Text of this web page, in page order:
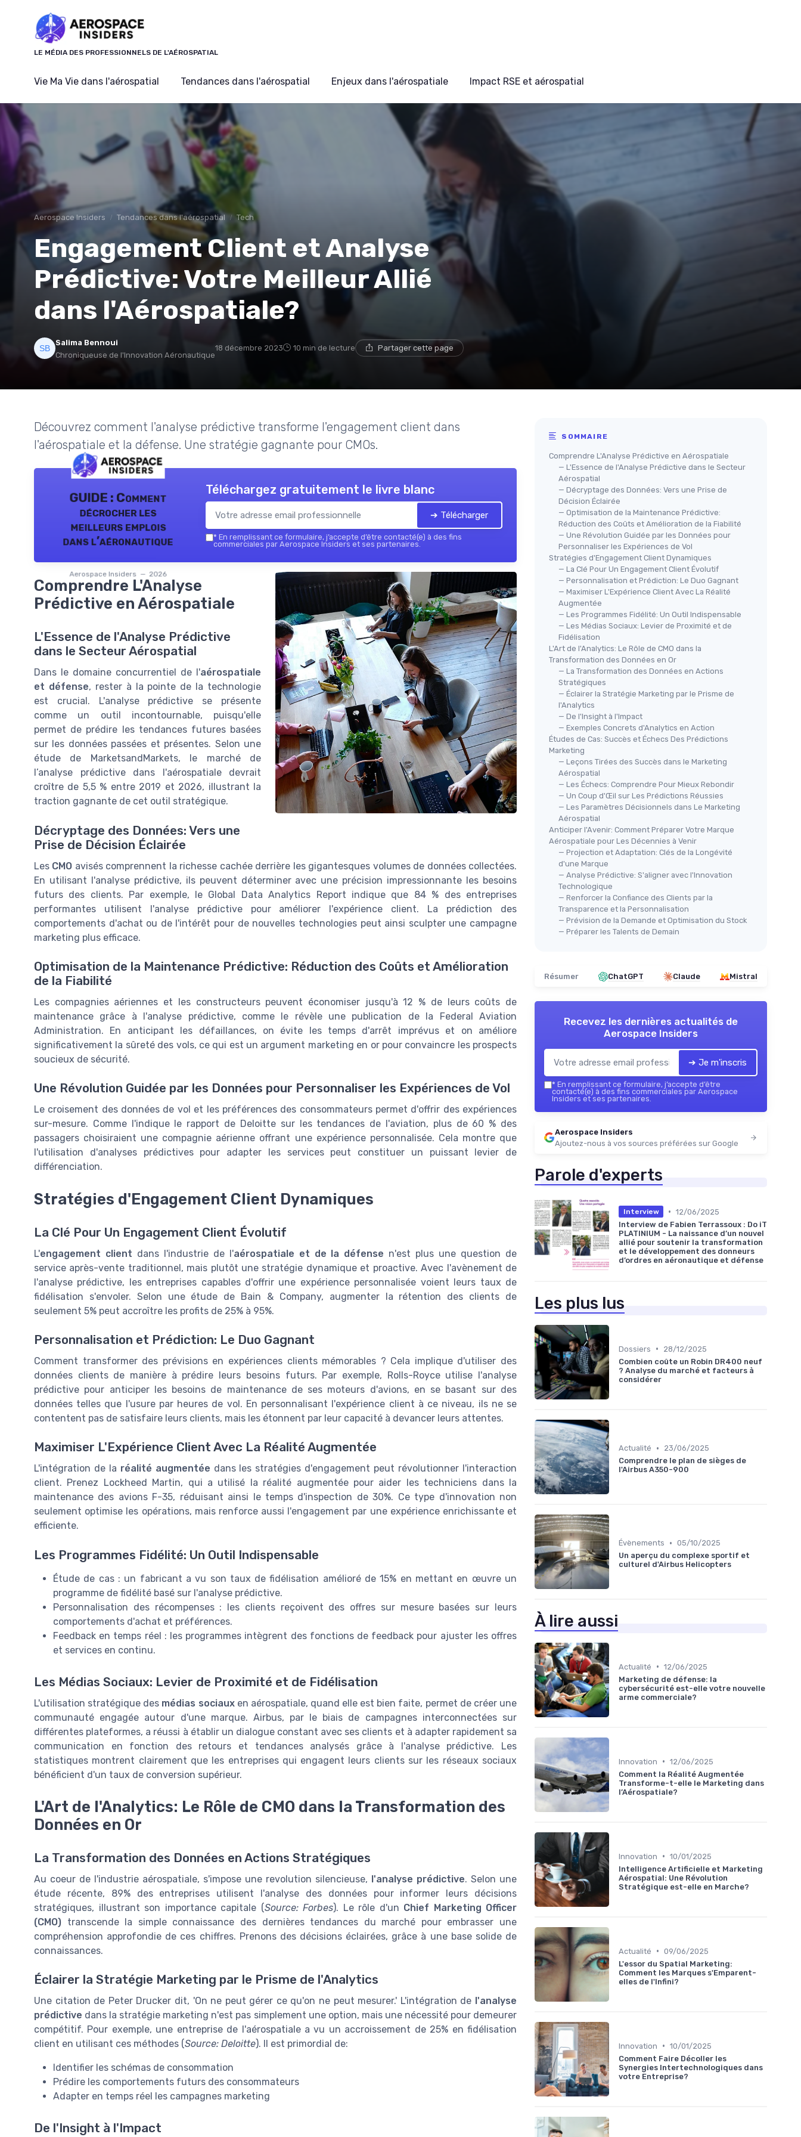
LE MÉDIA DES PROFESSIONNELS DE L'AÉROSPATIAL
Vie Ma Vie dans l'aérospatial Tendances dans l'aérospatial Enjeux dans l'aérospatiale Impact RSE et aérospatial
Aerospace Insiders Tendances dans l'aérospatial Tech
Engagement Client et Analyse
Prédictive: Votre Meilleur Allié
dans l'Aérospatiale?
Salima Bennoui
Chroniqueuse de l'Innovation Aéronautique
18 décembre 2023 10 min de lecture Partager cette page
Découvrez comment l'analyse prédictive transforme l'engagement client dans
l'aérospatiale et la défense. Une stratégie gagnante pour CMOs.
GUIDE : Comment
décrocher les
meilleurs emplois
dans l’aéronautique
Aerospace Insiders — 2026
Téléchargez gratuitement le livre blanc
➔ Télécharger
* En remplissant ce formulaire, j’accepte d’être contacté(e) à des fins
commerciales par Aerospace Insiders et ses partenaires.
Comprendre L'Analyse
Prédictive en Aérospatiale
L'Essence de l'Analyse Prédictive
dans le Secteur Aérospatial
Dans le domaine concurrentiel de l'aérospatiale
et défense, rester à la pointe de la technologie
est crucial. L'analyse prédictive se présente
comme un outil incontournable, puisqu'elle
permet de prédire les tendances futures basées
sur les données passées et présentes. Selon une
étude de MarketsandMarkets, le marché de
l’analyse prédictive dans l'aérospatiale devrait
croître de 5,5 % entre 2019 et 2026, illustrant la
traction gagnante de cet outil stratégique.
Décryptage des Données: Vers une
Prise de Décision Éclairée
Les CMO avisés comprennent la richesse cachée derrière les gigantesques volumes de données collectées.
En utilisant l'analyse prédictive, ils peuvent déterminer avec une précision impressionnante les besoins
futurs des clients. Par exemple, le Global Data Analytics Report indique que 84 % des entreprises
performantes utilisent l'analyse prédictive pour améliorer l'expérience client. La prédiction des
comportements d'achat ou de l'intérêt pour de nouvelles technologies peut ainsi sculpter une campagne
marketing plus efficace.
Optimisation de la Maintenance Prédictive: Réduction des Coûts et Amélioration
de la Fiabilité
Les compagnies aériennes et les constructeurs peuvent économiser jusqu'à 12 % de leurs coûts de
maintenance grâce à l'analyse prédictive, comme le révèle une publication de la Federal Aviation
Administration. En anticipant les défaillances, on évite les temps d'arrêt imprévus et on améliore
significativement la sûreté des vols, ce qui est un argument marketing en or pour convaincre les prospects
soucieux de sécurité.
Une Révolution Guidée par les Données pour Personnaliser les Expériences de Vol
Le croisement des données de vol et les préférences des consommateurs permet d'offrir des expériences
sur-mesure. Comme l'indique le rapport de Deloitte sur les tendances de l'aviation, plus de 60 % des
passagers choisiraient une compagnie aérienne offrant une expérience personnalisée. Cela montre que
l'utilisation d'analyses prédictives pour adapter les services peut constituer un puissant levier de
différenciation.
Stratégies d'Engagement Client Dynamiques
La Clé Pour Un Engagement Client Évolutif
L'engagement client dans l'industrie de l'aérospatiale et de la défense n'est plus une question de
service après-vente traditionnel, mais plutôt une stratégie dynamique et proactive. Avec l'avènement de
l'analyse prédictive, les entreprises capables d'offrir une expérience personnalisée voient leurs taux de
fidélisation s'envoler. Selon une étude de Bain & Company, augmenter la rétention des clients de
seulement 5% peut accroître les profits de 25% à 95%.
Personnalisation et Prédiction: Le Duo Gagnant
Comment transformer des prévisions en expériences clients mémorables ? Cela implique d'utiliser des
données clients de manière à prédire leurs besoins futurs. Par exemple, Rolls-Royce utilise l'analyse
prédictive pour anticiper les besoins de maintenance de ses moteurs d'avions, en se basant sur des
données telles que l'usure par heures de vol. En personnalisant l'expérience client à ce niveau, ils ne se
contentent pas de satisfaire leurs clients, mais les étonnent par leur capacité à devancer leurs attentes.
Maximiser L'Expérience Client Avec La Réalité Augmentée
L'intégration de la réalité augmentée dans les stratégies d'engagement peut révolutionner l'interaction
client. Prenez Lockheed Martin, qui a utilisé la réalité augmentée pour aider les techniciens dans la
maintenance des avions F-35, réduisant ainsi le temps d'inspection de 30%. Ce type d'innovation non
seulement optimise les opérations, mais renforce aussi l'engagement par une expérience enrichissante et
efficiente.
Les Programmes Fidélité: Un Outil Indispensable
Étude de cas : un fabricant a vu son taux de fidélisation amélioré de 15% en mettant en œuvre un
programme de fidélité basé sur l'analyse prédictive.
Personnalisation des récompenses : les clients reçoivent des offres sur mesure basées sur leurs
comportements d'achat et préférences.
Feedback en temps réel : les programmes intègrent des fonctions de feedback pour ajuster les offres
et services en continu.
Les Médias Sociaux: Levier de Proximité et de Fidélisation
L'utilisation stratégique des médias sociauxen aérospatiale, quand elle est bien faite, permet de créer une
communauté engagée autour d'une marque. Airbus, par le biais de campagnes interconnectées sur
différentes plateformes, a réussi à établir un dialogue constant avec ses clients et à adapter rapidement sa
communication en fonction des retours et tendances analysés grâce à l'analyse prédictive. Les
statistiques montrent clairement que les entreprises qui engagent leurs clients sur les réseaux sociaux
bénéficient d'un taux de conversion supérieur.
L'Art de l'Analytics: Le Rôle de CMO dans la Transformation des
Données en Or
La Transformation des Données en Actions Stratégiques
Au coeur de l'industrie aérospatiale, s'impose une revolution silencieuse, l'analyse prédictive. Selon une
étude récente, 89% des entreprises utilisent l'analyse des données pour informer leurs décisions
stratégiques, illustrant son importance capitale (Source: Forbes). Le rôle d'un Chief Marketing Officer
(CMO) transcende la simple connaissance des dernières tendances du marché pour embrasser une
compréhension approfondie de ces chiffres. Prenons des décisions éclairées, grâce à une base solide de
connaissances.
Éclairer la Stratégie Marketing par le Prisme de l'Analytics
Une citation de Peter Drucker dit, 'On ne peut gérer ce qu'on ne peut mesurer.' L'intégration de l'analyse
prédictive dans la stratégie marketing n'est pas simplement une option, mais une nécessité pour demeurer
compétitif. Pour exemple, une entreprise de l'aérospatiale a vu un accroissement de 25% en fidélisation
client en utilisant ces méthodes (Source: Deloitte). Il est primordial de:
Identifier les schémas de consommation
Prédire les comportements futurs des consommateurs
Adapter en temps réel les campagnes marketing
De l'Insight à l'Impact
SOMMAIRE
Comprendre L'Analyse Prédictive en Aérospatiale
— L'Essence de l'Analyse Prédictive dans le Secteur
Aérospatial
— Décryptage des Données: Vers une Prise de
Décision Éclairée
— Optimisation de la Maintenance Prédictive:
Réduction des Coûts et Amélioration de la Fiabilité
— Une Révolution Guidée par les Données pour
Personnaliser les Expériences de Vol
Stratégies d'Engagement Client Dynamiques
— La Clé Pour Un Engagement Client Évolutif
— Personnalisation et Prédiction: Le Duo Gagnant
— Maximiser L'Expérience Client Avec La Réalité
Augmentée
— Les Programmes Fidélité: Un Outil Indispensable
— Les Médias Sociaux: Levier de Proximité et de
Fidélisation
L'Art de l'Analytics: Le Rôle de CMO dans la
Transformation des Données en Or
— La Transformation des Données en Actions
Stratégiques
— Éclairer la Stratégie Marketing par le Prisme de
l'Analytics
— De l'Insight à l'Impact
— Exemples Concrets d'Analytics en Action
Études de Cas: Succès et Échecs Des Prédictions
Marketing
— Leçons Tirées des Succès dans le Marketing
Aérospatial
— Les Échecs: Comprendre Pour Mieux Rebondir
— Un Coup d'Œil sur Les Prédictions Réussies
— Les Paramètres Décisionnels dans Le Marketing
Aérospatial
Anticiper l'Avenir: Comment Préparer Votre Marque
Aérospatiale pour Les Décennies à Venir
— Projection et Adaptation: Clés de la Longévité
d'une Marque
— Analyse Prédictive: S'aligner avec l'Innovation
Technologique
— Renforcer la Confiance des Clients par la
Transparence et la Personnalisation
— Prévision de la Demande et Optimisation du Stock
— Préparer les Talents de Demain
Résumer ChatGPT Claude Mistral
Recevez les dernières actualités de
Aerospace Insiders
➔ Je m'inscris
* En remplissant ce formulaire, j’accepte d’être
contacté(e) à des fins commerciales par Aerospace
Insiders et ses partenaires.
Aerospace Insiders
Ajoutez-nous à vos sources préférées sur Google
Parole d'experts
Interview • 12/06/2025
Interview de Fabien Terrassoux : Do iT
PLATINIUM - La naissance d’un nouvel
allié pour soutenir la transformation
et le développement des donneurs
d’ordres en aéronautique et défense
Les plus lus
Dossiers •
28/12/2025
Combien coûte un Robin DR400 neuf
? Analyse du marché et facteurs à
considérer
Actualité •
23/06/2025
Comprendre le plan de sièges de
l'Airbus A350-900
Évènements • 05/10/2025
Un aperçu du complexe sportif et
culturel d'Airbus Helicopters
À lire aussi
Actualité • 12/06/2025
Marketing de défense: la
cybersécurité est-elle votre nouvelle
arme commerciale?
Innovation • 12/06/2025
Comment la Réalité Augmentée
Transforme-t-elle le Marketing dans
l’Aérospatiale?
Innovation • 10/01/2025
Intelligence Artificielle et Marketing
Aérospatial: Une Révolution
Stratégique est-elle en Marche?
Actualité • 09/06/2025
L'essor du Spatial Marketing:
Comment les Marques s'Emparent-
elles de l'Infini?
Innovation • 10/01/2025
Comment Faire Décoller les
Synergies Intertechnologiques dans
votre Entreprise?